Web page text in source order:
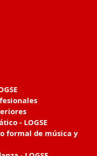
- LOGSE
formal de música y